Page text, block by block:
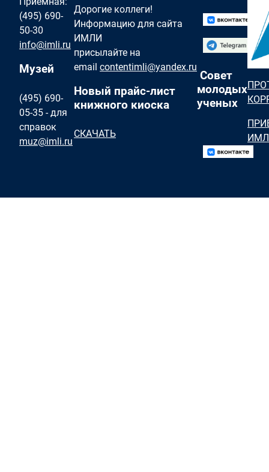
(495) 690-
50-30
info@imli.ru
Музей
(495) 690-
05-35 - для
справок
muz@imli.ru
Дорогие коллеги!
Информацию для сайта
ИМЛИ
присылайте на
email contentimli@yandex.ru
Новый прайс-лист
книжного киоска
СКАЧАТЬ
Совет
молодых
ученых